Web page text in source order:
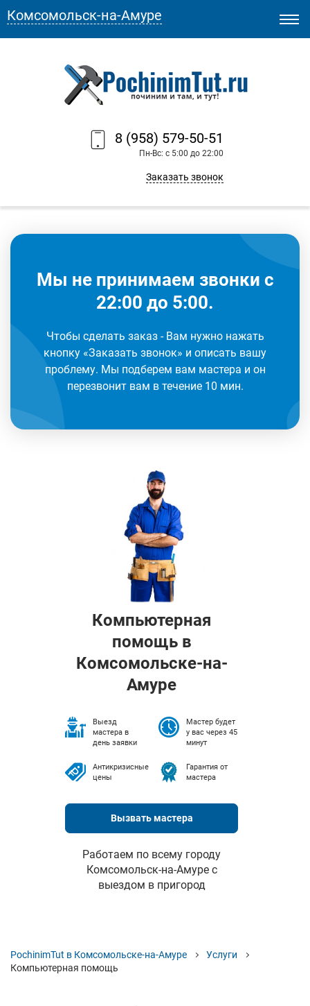
8 (958) 579-50-51
Пн-Вс: с 5:00 до 22:00
Заказать звонок
Комсомольск-на-Амуре
Мы не принимаем звонки с
22:00 до 5:00.
Чтобы сделать заказ - Вам нужно нажать
кнопку «Заказать звонок» и описать вашу
проблему. Мы подберем вам мастера и он
перезвонит вам в течение 10 мин.
Компьютерная
помощь в
Комсомольске-на-
Амуре
Выезд
мастера в
день заявки
Мастер будет
у вас через 45
минут
Антикризисные
цены
Гарантия от
мастера
Вызвать мастера
Работаем по всему городу
Комсомольск-на-Амуре с
выездом в пригород
PochinimTut в Комсомольске-на-Амуре
Услуги
Компьютерная помощь